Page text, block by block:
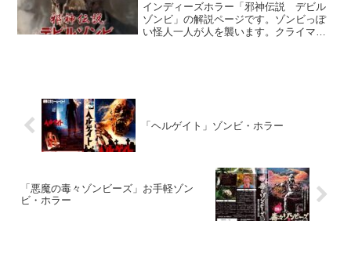
インディーズホラー「邪神伝説 デビル
ゾンビ」の解説ページです。ゾンビっぽ
い怪人一人が人を襲います。クライマッ
「ヘルゲイト」ゾンビ・ホラー
「悪魔の毒々ゾンビーズ」お手軽ゾン
ビ・ホラー